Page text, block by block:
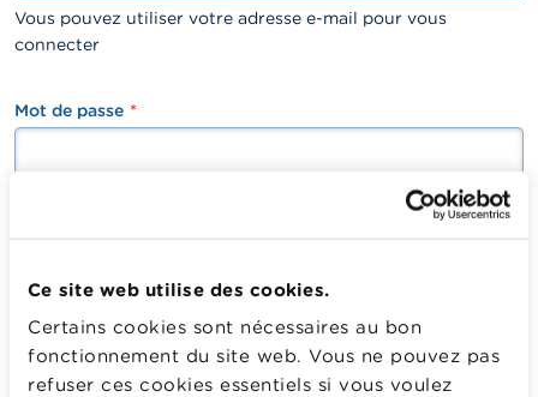
Ce site web utilise des cookies.
Certains cookies sont nécessaires au bon
fonctionnement du site web. Vous ne pouvez pas
refuser ces cookies essentiels si vous voulez
Vous pouvez utiliser votre adresse e-mail pour vous
connecter
password
Mot de passe
Saisissez le mot de passe correspondant à votre adresse
Se connecter